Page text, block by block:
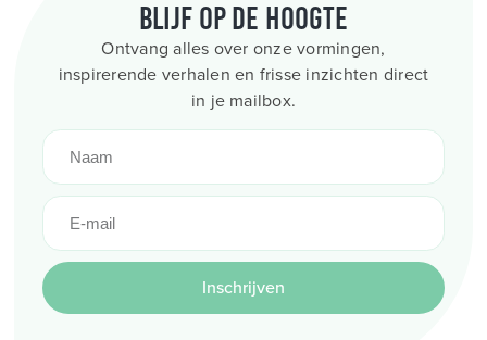
Blijf op de hoogte
Ontvang alles over onze vormingen,
inspirerende verhalen en frisse inzichten direct
in je mailbox.
Inschrijven